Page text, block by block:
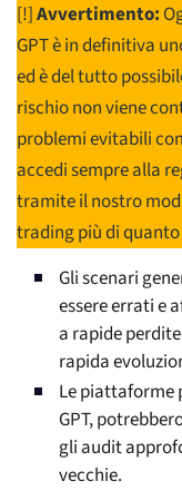
[!]Avvertimento:
GPT è in definitiva
ed è del tutto
rischio non viene
problemi evitabili
accedi sempre alla
tramite il nostro
trading più di
Gli scenari
essere errati e
a rapide
rapida
Le piattaforme
GPT,
gli audit
vecchie.